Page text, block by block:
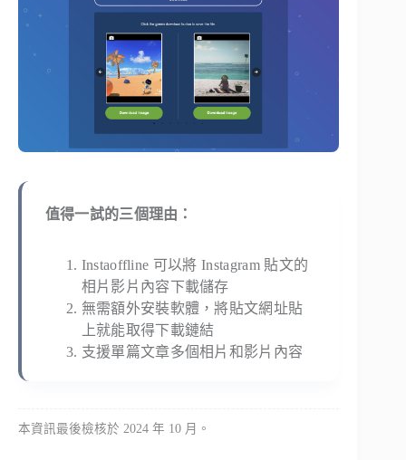
值得一試的三個理由：
Instaoffline 可以將 Instagram 貼文的
相片影片內容下載儲存
無需額外安裝軟體，將貼文網址貼
上就能取得下載鏈結
支援單篇文章多個相片和影片內容
本資訊最後檢核於 2024 年 10 月。